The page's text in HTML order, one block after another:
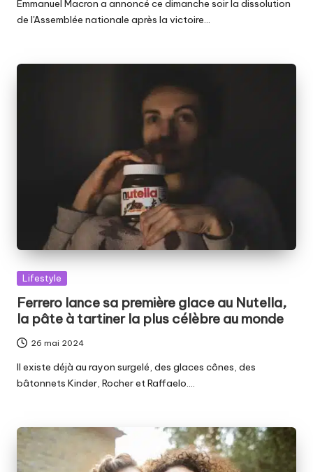
Emmanuel Macron a annoncé ce dimanche soir la dissolution
de l'Assemblée nationale après la victoire…
Posted
Lifestyle
Ferrero lance sa première glace au Nutella,
la pâte à tartiner la plus célèbre au monde
26 mai 2024
Il existe déjà au rayon surgelé, des glaces cônes, des
bâtonnets Kinder, Rocher et Raffaelo.…